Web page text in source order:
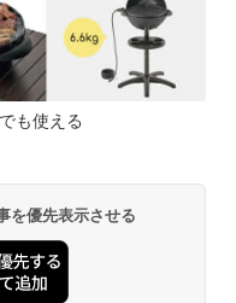
も使える
を優先表示させる